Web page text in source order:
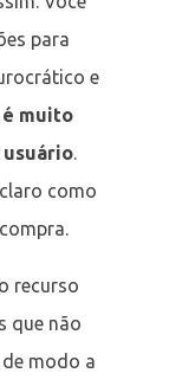
para
e
é muito
usuário.
como
recurso
que não
modo a